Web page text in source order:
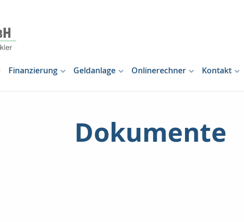
Finanzierung Geldanlage Onlinerechner Kontakt
Dokumente